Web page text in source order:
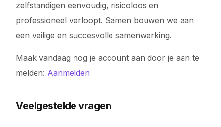
zelfstandigen eenvoudig, risicoloos en
professioneel verloopt. Samen bouwen we aan
een veilige en succesvolle samenwerking.
Maak vandaag nog je account aan door je aan te
melden: Aanmelden
Veelgestelde vragen